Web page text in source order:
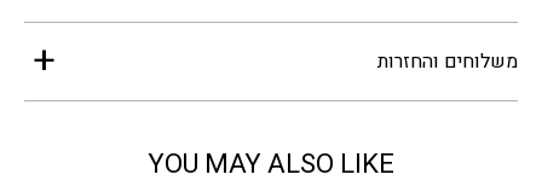
משלוחים והחזרות
YOU MAY ALSO LIKE